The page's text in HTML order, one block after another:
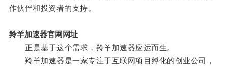
作伙伴和投资者的支持。
羚羊加速器官网网址
正是基于这个需求，羚羊加速器应运而生。
羚羊加速器是一家专注于互联网项目孵化的创业公司，